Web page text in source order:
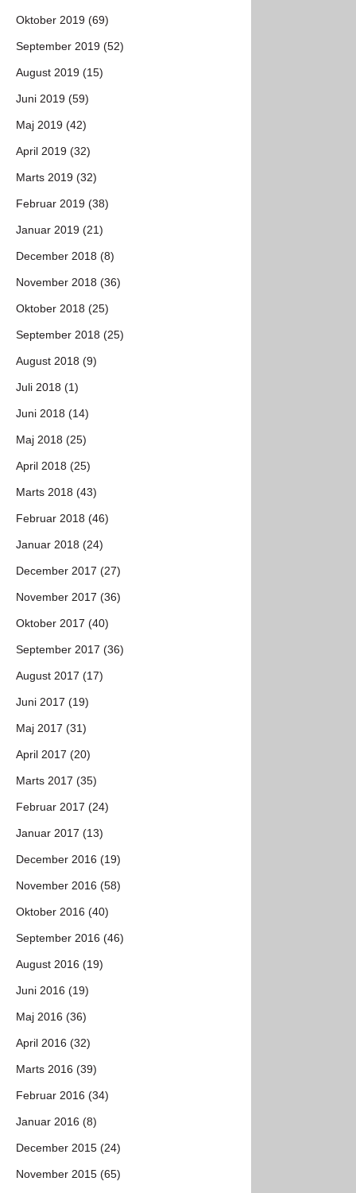
Oktober 2019 (69)
September 2019 (52)
August 2019 (15)
Juni 2019 (59)
Maj 2019 (42)
April 2019 (32)
Marts 2019 (32)
Februar 2019 (38)
Januar 2019 (21)
December 2018 (8)
November 2018 (36)
Oktober 2018 (25)
September 2018 (25)
August 2018 (9)
Juli 2018 (1)
Juni 2018 (14)
Maj 2018 (25)
April 2018 (25)
Marts 2018 (43)
Februar 2018 (46)
Januar 2018 (24)
December 2017 (27)
November 2017 (36)
Oktober 2017 (40)
September 2017 (36)
August 2017 (17)
Juni 2017 (19)
Maj 2017 (31)
April 2017 (20)
Marts 2017 (35)
Februar 2017 (24)
Januar 2017 (13)
December 2016 (19)
November 2016 (58)
Oktober 2016 (40)
September 2016 (46)
August 2016 (19)
Juni 2016 (19)
Maj 2016 (36)
April 2016 (32)
Marts 2016 (39)
Februar 2016 (34)
Januar 2016 (8)
December 2015 (24)
November 2015 (65)